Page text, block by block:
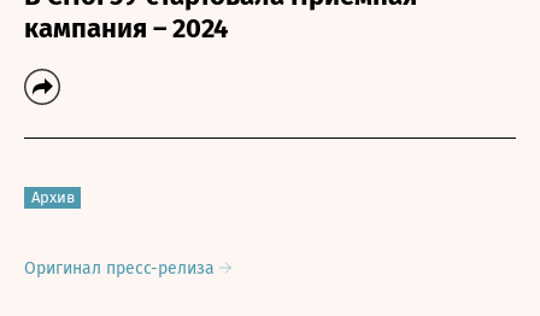
кампания – 2024
Архив
Оригинал пресс-релиза